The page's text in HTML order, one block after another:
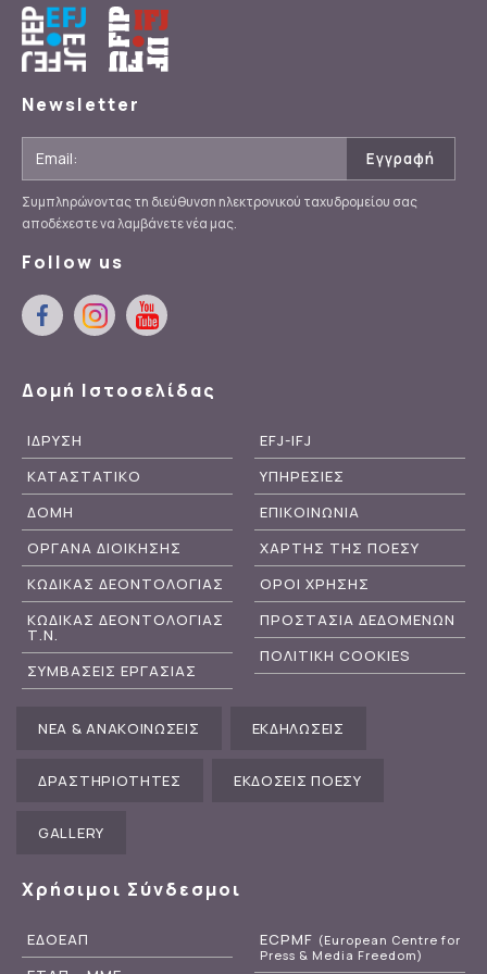
Newsletter
Συμπληρώνοντας τη διεύθυνση ηλεκτρονικού ταχυδρομείου σας
αποδέχεστε να λαμβάνετε νέα μας.
Follow us
Δομή Ιστοσελίδας
ΙΔΡΥΣΗ
ΚΑΤΑΣΤΑΤΙΚΟ
ΔΟΜΗ
ΟΡΓΑΝΑ ΔΙΟΙΚΗΣΗΣ
ΚΩΔΙΚΑΣ ΔΕΟΝΤΟΛΟΓΙΑΣ
ΚΩΔΙΚΑΣ ΔΕΟΝΤΟΛΟΓΙΑΣ
Τ.Ν.
ΣΥΜΒΑΣΕΙΣ ΕΡΓΑΣΙΑΣ
EFJ-IFJ
ΥΠΗΡΕΣΙΕΣ
ΕΠΙΚΟΙΝΩΝΙΑ
ΧΑΡΤΗΣ ΤΗΣ ΠΟΕΣΥ
ΟΡΟΙ ΧΡΗΣΗΣ
ΠΡΟΣΤΑΣΙΑ ΔΕΔΟΜΕΝΩΝ
ΠΟΛΙΤΙΚΗ COOKIES
ΝΕΑ & ΑΝΑΚΟΙΝΩΣΕΙΣ ΕΚΔΗΛΩΣΕΙΣ
ΔΡΑΣΤΗΡΙΟΤΗΤΕΣ ΕΚΔΟΣΕΙΣ ΠΟΕΣΥ
GALLERY
Χρήσιμοι Σύνδεσμοι
ΕΔΟΕΑΠ
ECPMF (European Centre for
Press & Media Freedom)